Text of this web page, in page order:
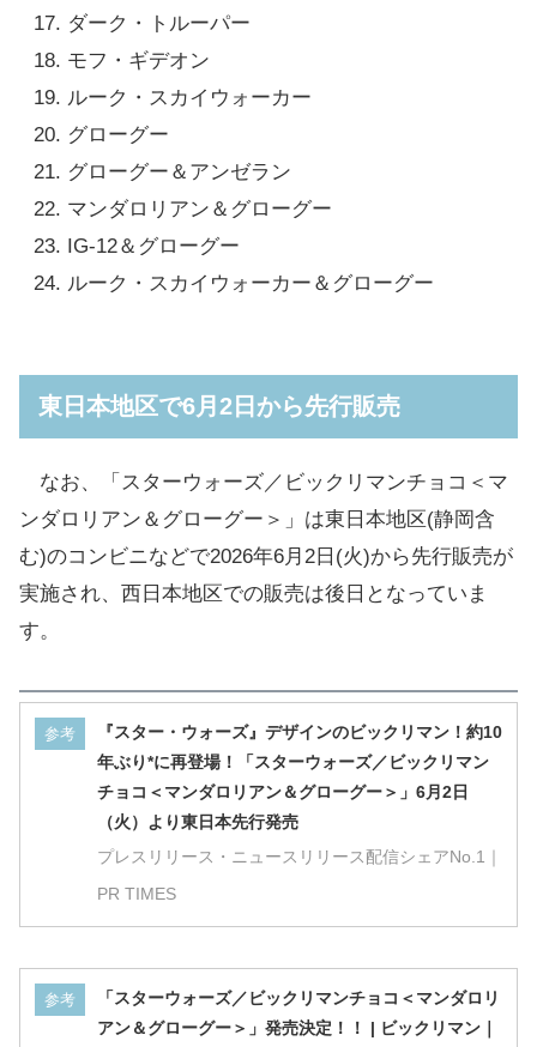
ダーク・トルーパー
モフ・ギデオン
ルーク・スカイウォーカー
グローグー
グローグー＆アンゼラン
マンダロリアン＆グローグー
IG-12＆グローグー
ルーク・スカイウォーカー＆グローグー
東日本地区で6月2日から先行販売
なお、「スターウォーズ／ビックリマンチョコ＜マ
ンダロリアン＆グローグー＞」は東日本地区(静岡含
む)のコンビニなどで2026年6月2日(火)から先行販売が
実施され、西日本地区での販売は後日となっていま
す。
参考
『スター・ウォーズ』デザインのビックリマン！約10
年ぶり*に再登場！「スターウォーズ／ビックリマン
チョコ＜マンダロリアン＆グローグー＞」6月2日
（火）より東日本先行発売
プレスリリース・ニュースリリース配信シェアNo.1｜
PR TIMES
参考
「スターウォーズ／ビックリマンチョコ＜マンダロリ
アン＆グローグー＞」発売決定！！ | ビックリマン｜